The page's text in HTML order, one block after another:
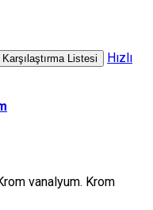
Karşılaştırma Listesi
Hızlı
vanalyum. Krom